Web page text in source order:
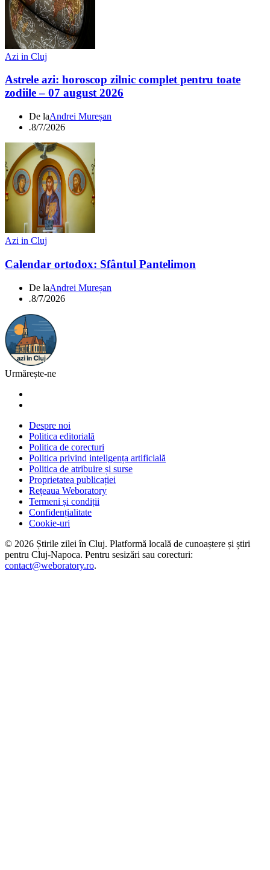
Azi in Cluj
Astrele azi: horoscop zilnic complet pentru toate
zodiile – 07 august 2026
De laAndrei Mureșan
.8/7/2026
Azi in Cluj
Calendar ortodox: Sfântul Pantelimon
De laAndrei Mureșan
.8/7/2026
Urmărește-ne
Despre noi
Politica editorială
Politica de corecturi
Politica privind inteligența artificială
Politica de atribuire și surse
Proprietatea publicației
Rețeaua Weboratory
Termeni și condiții
Confidențialitate
Cookie-uri
© 2026 Știrile zilei în Cluj. Platformă locală de cunoaștere și știri
pentru Cluj-Napoca. Pentru sesizări sau corecturi:
contact@weboratory.ro.